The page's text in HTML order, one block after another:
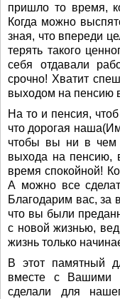
пришло то время,
Когда можно
зная, что впереди
терять такого
себя отдавали
срочно! Хватит
выходом на пенсию
На то и пенсия,
что дорогая
чтобы вы ни в чем
выхода на пенсию,
время спокойной!
А можно все
Благодарим вас, за
что вы были
с новой жизнью,
жизнь только
В этот памятный
вместе с Вашими
сделали для